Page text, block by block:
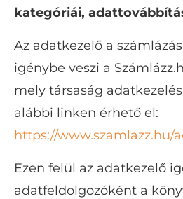
kategóriái,
Az adatkezelő a
igénybe veszi a
mely társaság
alábbi linken érhető el:
https://www.szamlazz.hu/
Ezen felül az adatkezelő
adatfeldolgozóként a